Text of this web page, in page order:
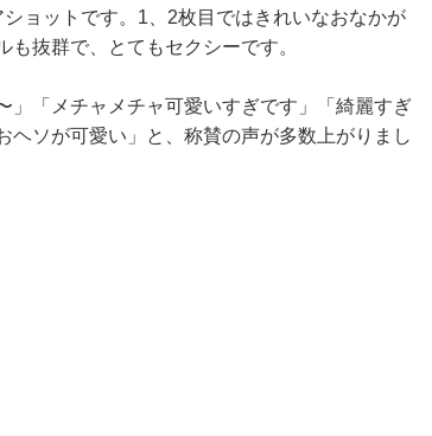
ョットです。1、2枚目ではきれいなおなかが
抜群で、とてもセクシーです。
」「メチャメチャ可愛いすぎです」「綺麗すぎ
ヘソが可愛い」と、称賛の声が多数上がりまし